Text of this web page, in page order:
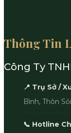
Thông Tin
Công Ty
📍 Trụ Sở /
Bình, Thôn
📞 Hotline